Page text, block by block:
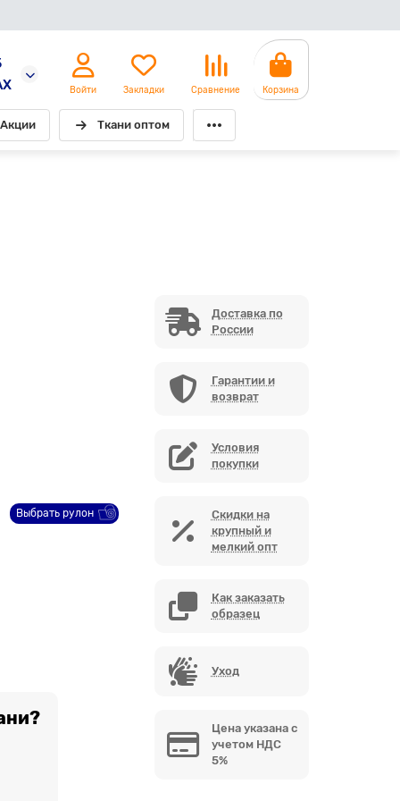
Войти Закладки Сравнение Корзина
Акции Ткани оптом
Выбрать рулон
Доставка по
России
Гарантии и
возврат
Условия
покупки
Скидки на
крупный и
мелкий опт
Как заказать
образец
Уход
Цена указана с
учетом НДС
5%